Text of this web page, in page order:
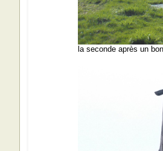
la seconde après un